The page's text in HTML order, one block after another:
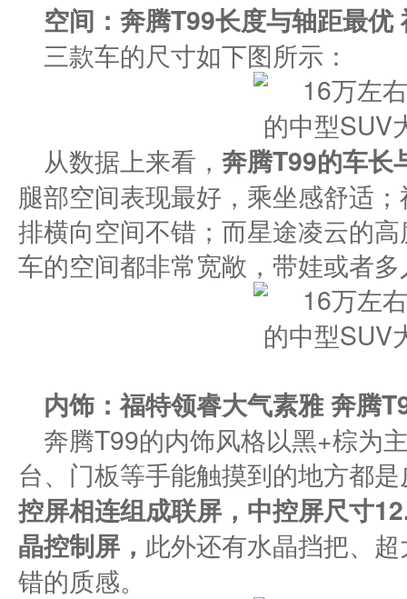
空间：奔腾T99长度与轴距最优
三款车的尺寸如下图所示：
从数据上来看， 奔腾T99的车长
腿部空间表现最好，乘坐感舒适
排横向空间不错；而星途凌云的
车的空间都非常宽敞，带娃或者
内饰：福特领睿大气素雅奔腾
奔腾T99的内饰风格以黑+棕为
台、门板等手能触摸到的地方都
控屏相连组成联屏 ， 中控屏尺寸
晶控制屏 ， 此外还有水晶挡把、
错的质感。